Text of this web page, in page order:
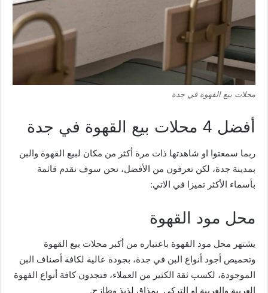
محلات بيع القهوة في جدة
أفضل 4 محلات بيع القهوة في جدة
ربما سمعتوا او شاهدتها ذات مرة أكثر من مكان لبيع القهوة والبن
بمدينة جدة، لكن تعرفون من الأفضل، نحن سوف نقدم قائمة
بأسماء الأكثر تميزا في الاتي:
محل مود القهوة
يشتهر محل مود القهوة باعتباره من أكبر محلات بيع القهوة
وتحميص أجود أنواع البن في جدة، بجودة عالية لكافة أصناف البن
الموجودة، لكسب ثقة الكثير من العملاء، فتجدون كافة أنواع الفهوة
العربية والغربية او التركي بمذاق لذيذ وطازج.